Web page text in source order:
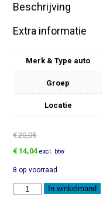
Beschrijving
Extra informatie
Merk & Type auto
Groep
Locatie
€20,05
Oorspronkelijke
was:
€20,05.
€ 14,04Huidige
is:
€14,04.
excl. btw
8 op voorraad
Bedradingsset
aantal
In winkelmand